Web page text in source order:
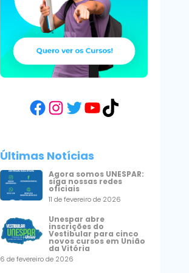
Facebook
Instagram
Twitter
YouTube
TikTok
Últimas Notícias
Agora somos UNESPAR:
siga nossas redes
oficiais
11 de fevereiro de 2026
Unespar abre
inscrições do
Vestibular para cinco
novos cursos em União
da Vitória
6 de fevereiro de 2026